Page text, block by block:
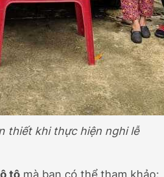
thiết khi thực hiện nghi lễ
tô mà bạn có thể tham khảo: